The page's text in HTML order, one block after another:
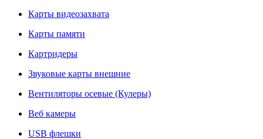
Карты видеозахвата
Карты памяти
Картридеры
Звуковые карты внешние
Вентиляторы осевые (Кулеры)
Веб камеры
USB флешки